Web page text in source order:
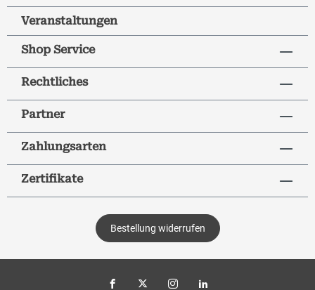
Veranstaltungen
Shop Service
Rechtliches
Partner
Zahlungsarten
Zertifikate
Bestellung widerrufen